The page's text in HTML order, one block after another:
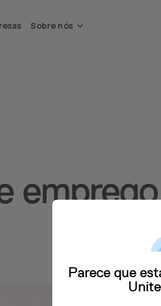
Sobre nós
Parece que